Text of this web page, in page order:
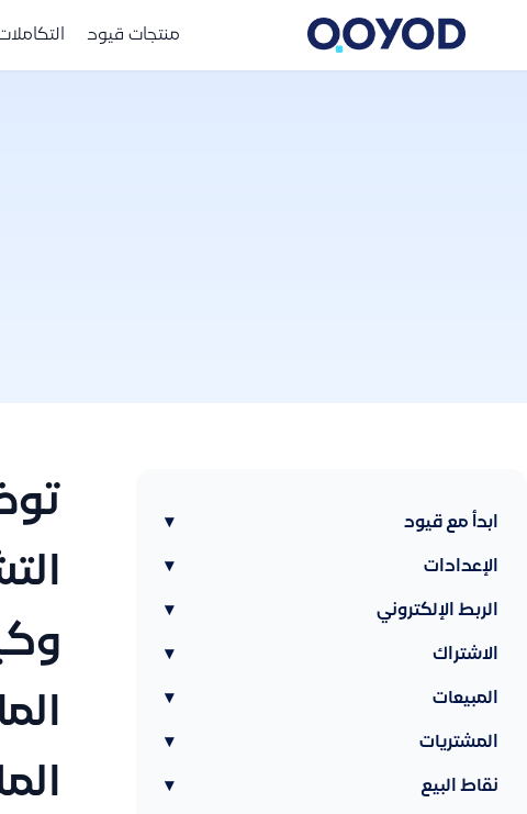
منتجات قيود
ابدأ مع قيود ▾
الإعدادات ▾
الربط الإلكتروني ▾
الاشتراك ▾
المبيعات ▾
المشتريات ▾
نقاط البيع ▾